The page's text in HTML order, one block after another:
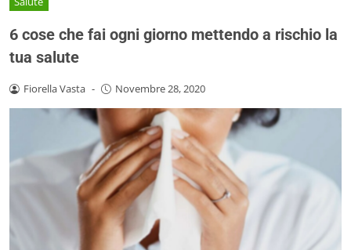
6 cose che fai ogni giorno mettendo a rischio la
tua salute
Fiorella Vasta - Novembre 28, 2020